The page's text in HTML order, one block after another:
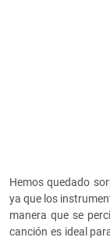
Hemos quedado
ya que los
manera que se
canción es ideal